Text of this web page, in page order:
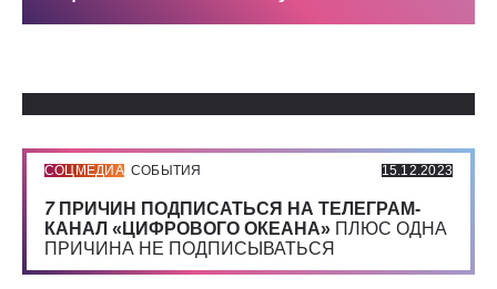
СОЦМЕДИА СОБЫТИЯ 15.12.2023
7 ПРИЧИН ПОДПИСАТЬСЯ НА ТЕЛЕГРАМ-
КАНАЛ «ЦИФРОВОГО ОКЕАНА» ПЛЮС ОДНА
ПРИЧИНА НЕ ПОДПИСЫВАТЬСЯ